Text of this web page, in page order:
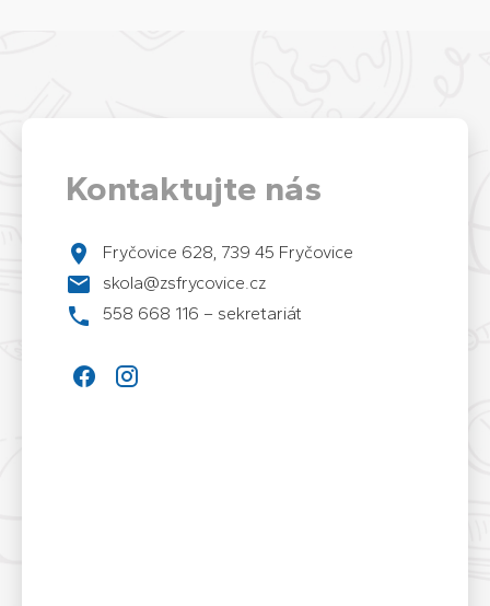
Kontaktujte nás
Fryčovice 628, 739 45 Fryčovice
skola@zsfrycovice.cz
558 668 116 – sekretariát